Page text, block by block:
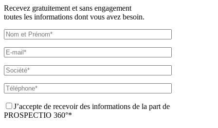
Recevez gratuitement et sans engagement
toutes les informations dont vous avez besoin.
J’accepte de recevoir des informations de la part de
PROSPECTIO 360°*